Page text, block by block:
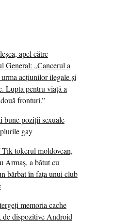
apel către
General: „Cancerul a
acțiunilor ilegale și
Lupta pentru viață a
fronturi.”
bune poziții sexuale
gay
tokerul moldovean,
Armaș, a bătut cu
bărbat în fața unui club
memoria cache
de dispozitive Android